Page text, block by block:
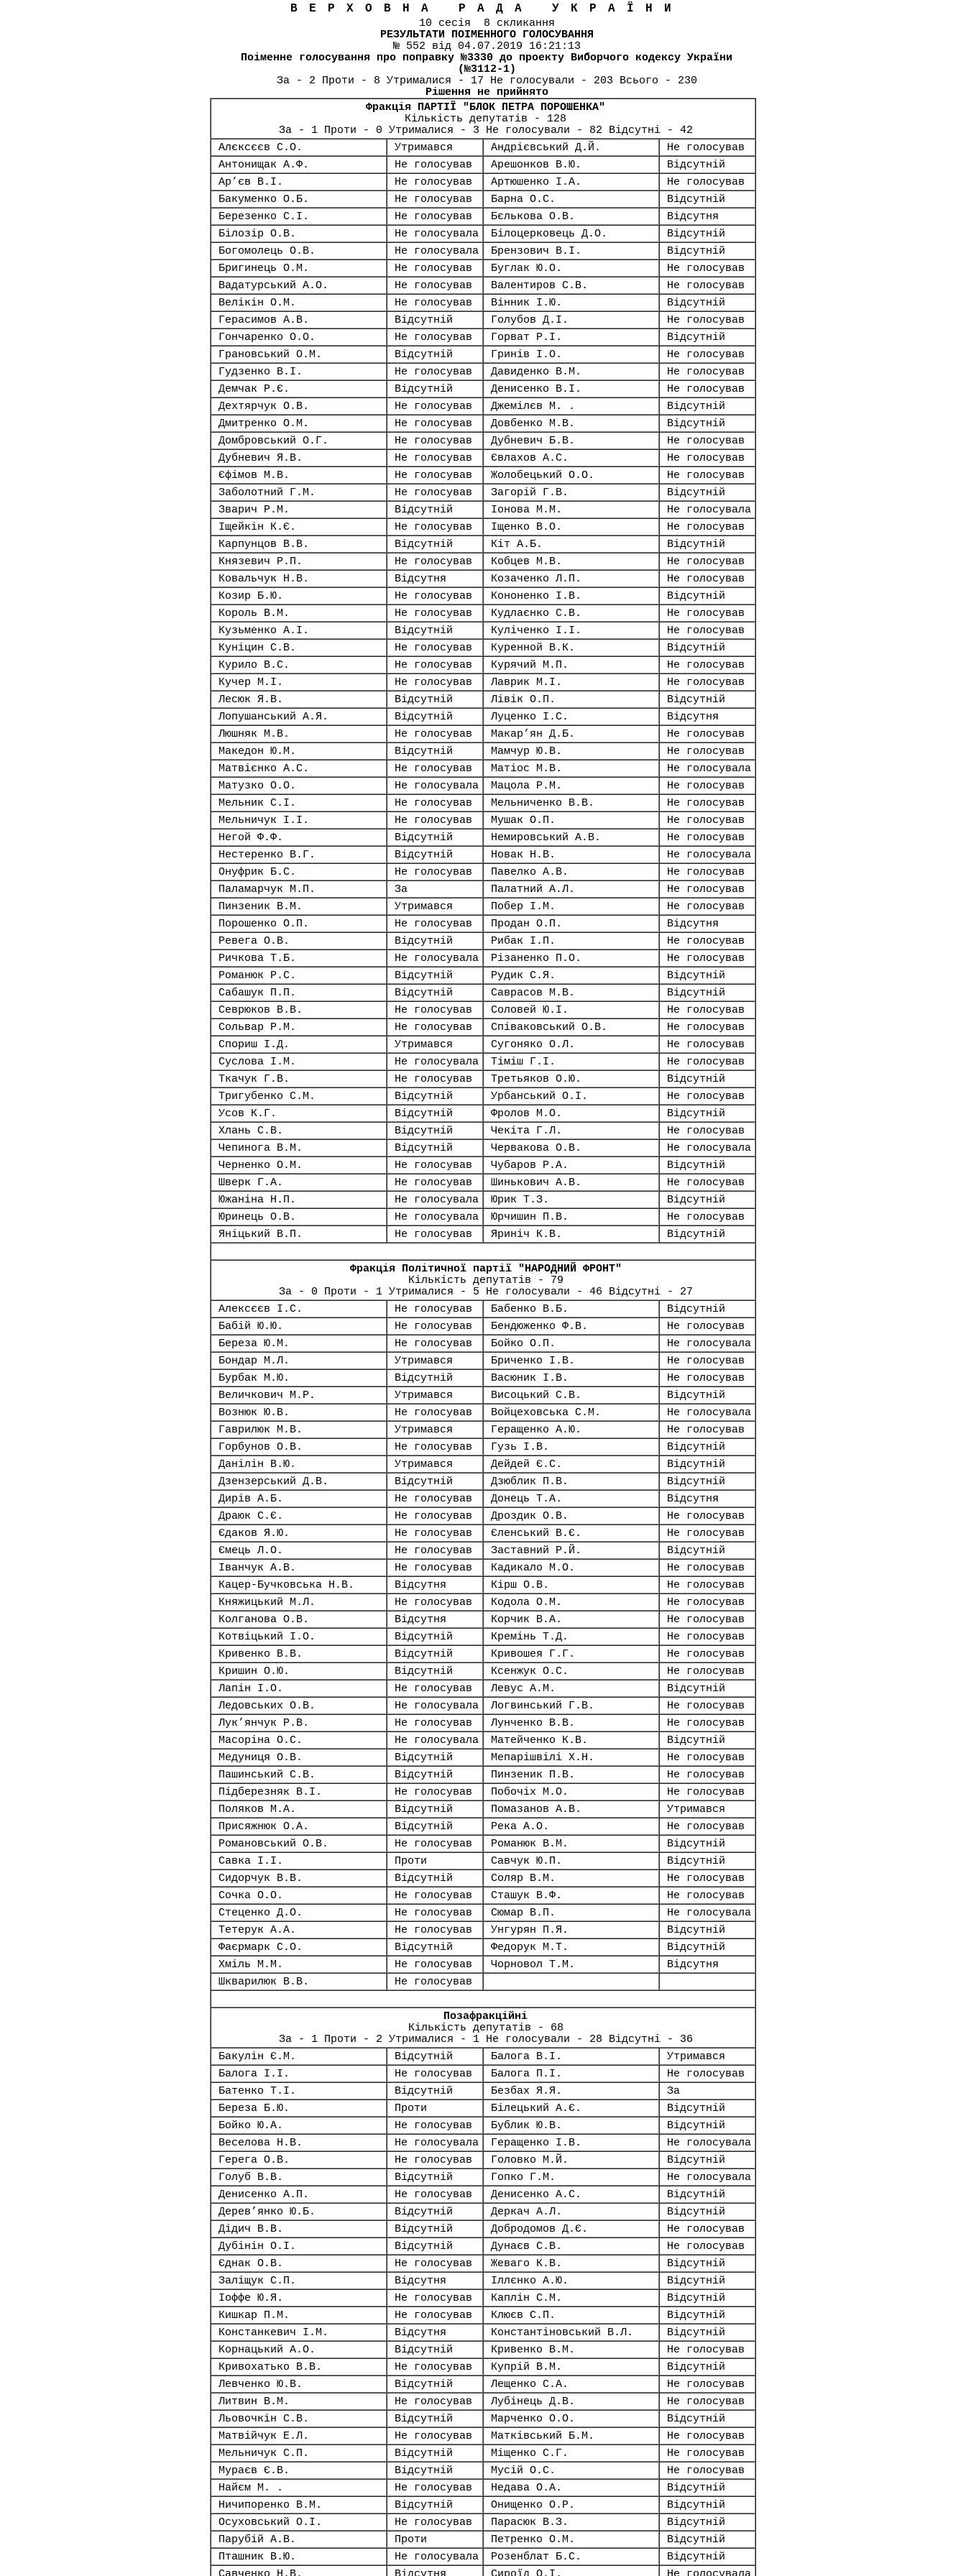
ВЕРХОВНА РАДА УКРАЇНИ
10 сесія 8 скликання
РЕЗУЛЬТАТИ ПОІМЕННОГО ГОЛОСУВАННЯ
№ 552 від 04.07.2019 16:21:13
Поіменне голосування про поправку №3330 до проекту Виборчого кодексу України
(№3112-1)
За - 2 Проти - 8 Утрималися - 17 Не голосували - 203 Всього - 230
Рішення не прийнято
Фракція ПАРТІЇ "БЛОК ПЕТРА ПОРОШЕНКА"
Кількість депутатів - 128
За - 1 Проти - 0 Утрималися - 3 Не голосували - 82 Відсутні - 42
Алєксєєв С.О.
Утримався Андрієвський Д.Й.
Не голосував
Антонищак А.Ф.
Не голосував Арешонков В.Ю.
Відсутній
Ар’єв В.І.
Не голосував Артюшенко І.А.
Не голосував
Бакуменко О.Б.
Не голосував Барна О.С.
Відсутній
Березенко С.І.
Не голосував Бєлькова О.В.
Відсутня
Білозір О.В.
Не голосувала Білоцерковець Д.О.
Відсутній
Богомолець О.В.
Не голосувала Брензович В.І.
Відсутній
Бригинець О.М.
Не голосував Буглак Ю.О.
Не голосував
Вадатурський А.О.
Не голосував Валентиров С.В.
Не голосував
Велікін О.М.
Не голосував Вінник І.Ю.
Відсутній
Герасимов А.В.
Відсутній Голубов Д.І.
Не голосував
Гончаренко О.О.
Не голосував Горват Р.І.
Відсутній
Грановський О.М.
Відсутній Гринів І.О.
Не голосував
Гудзенко В.І.
Не голосував Давиденко В.М.
Не голосував
Демчак Р.Є.
Відсутній Денисенко В.І.
Не голосував
Дехтярчук О.В.
Не голосував Джемілєв М. .
Відсутній
Дмитренко О.М.
Не голосував Довбенко М.В.
Відсутній
Домбровський О.Г.
Не голосував Дубневич Б.В.
Не голосував
Дубневич Я.В.
Не голосував Євлахов А.С.
Не голосував
Єфімов М.В.
Не голосував Жолобецький О.О.
Не голосував
Заболотний Г.М.
Не голосував Загорій Г.В.
Відсутній
Зварич Р.М.
Відсутній Іонова М.М.
Не голосувала
Іщейкін К.Є.
Не голосував Іщенко В.О.
Не голосував
Карпунцов В.В.
Відсутній Кіт А.Б.
Відсутній
Князевич Р.П.
Не голосував Кобцев М.В.
Не голосував
Ковальчук Н.В.
Відсутня Козаченко Л.П.
Не голосував
Козир Б.Ю.
Не голосував Кононенко І.В.
Відсутній
Король В.М.
Не голосував Кудлаєнко С.В.
Не голосував
Кузьменко А.І.
Відсутній Куліченко І.І.
Не голосував
Куніцин С.В.
Не голосував Куренной В.К.
Відсутній
Курило В.С.
Не голосував Курячий М.П.
Не голосував
Кучер М.І.
Не голосував Лаврик М.І.
Не голосував
Лесюк Я.В.
Відсутній Лівік О.П.
Відсутній
Лопушанський А.Я.
Відсутній Луценко І.С.
Відсутня
Люшняк М.В.
Не голосував Макар’ян Д.Б.
Не голосував
Македон Ю.М.
Відсутній Мамчур Ю.В.
Не голосував
Матвієнко А.С.
Не голосував Матіос М.В.
Не голосувала
Матузко О.О.
Не голосувала Мацола Р.М.
Не голосував
Мельник С.І.
Не голосував Мельниченко В.В.
Не голосував
Мельничук І.І.
Не голосував Мушак О.П.
Не голосував
Негой Ф.Ф.
Відсутній Немировський А.В.
Не голосував
Нестеренко В.Г.
Відсутній Новак Н.В.
Не голосувала
Онуфрик Б.С.
Не голосував Павелко А.В.
Не голосував
Паламарчук М.П.
За Палатний А.Л.
Не голосував
Пинзеник В.М.
Утримався Побер І.М.
Не голосував
Порошенко О.П.
Не голосував Продан О.П.
Відсутня
Ревега О.В.
Відсутній Рибак І.П.
Не голосував
Ричкова Т.Б.
Не голосувала Різаненко П.О.
Не голосував
Романюк Р.С.
Відсутній Рудик С.Я.
Відсутній
Сабашук П.П.
Відсутній Саврасов М.В.
Відсутній
Севрюков В.В.
Не голосував Соловей Ю.І.
Не голосував
Сольвар Р.М.
Не голосував Співаковський О.В.
Не голосував
Спориш І.Д.
Утримався Сугоняко О.Л.
Не голосував
Суслова І.М.
Не голосувала Тіміш Г.І.
Не голосував
Ткачук Г.В.
Не голосував Третьяков О.Ю.
Відсутній
Тригубенко С.М.
Відсутній Урбанський О.І.
Не голосував
Усов К.Г.
Відсутній Фролов М.О.
Відсутній
Хлань С.В.
Відсутній Чекіта Г.Л.
Не голосував
Чепинога В.М.
Відсутній Червакова О.В.
Не голосувала
Черненко О.М.
Не голосував Чубаров Р.А.
Відсутній
Шверк Г.А.
Не голосував Шинькович А.В.
Не голосував
Южаніна Н.П.
Не голосувала Юрик Т.З.
Відсутній
Юринець О.В.
Не голосувала Юрчишин П.В.
Не голосував
Яніцький В.П.
Не голосував Яриніч К.В. Відсутній
Фракція Політичної партії "НАРОДНИЙ ФРОНТ"
Кількість депутатів - 79
За - 0 Проти - 1 Утрималися - 5 Не голосували - 46 Відсутні - 27
Алексєєв І.С.
Не голосував Бабенко В.Б.
Відсутній
Бабій Ю.Ю.
Не голосував Бендюженко Ф.В.
Не голосував
Береза Ю.М.
Не голосував Бойко О.П.
Не голосувала
Бондар М.Л.
Утримався Бриченко І.В.
Не голосував
Бурбак М.Ю.
Відсутній Васюник І.В.
Не голосував
Величкович М.Р.
Утримався Висоцький С.В.
Відсутній
Вознюк Ю.В.
Не голосував Войцеховська С.М.
Не голосувала
Гаврилюк М.В.
Утримався Геращенко А.Ю.
Не голосував
Горбунов О.В.
Не голосував Гузь І.В.
Відсутній
Данілін В.Ю.
Утримався Дейдей Є.С.
Відсутній
Дзензерський Д.В.
Відсутній Дзюблик П.В.
Відсутній
Дирів А.Б.
Не голосував Донець Т.А.
Відсутня
Драюк С.Є.
Не голосував Дроздик О.В.
Не голосував
Єдаков Я.Ю.
Не голосував Єленський В.Є.
Не голосував
Ємець Л.О.
Не голосував Заставний Р.Й.
Відсутній
Іванчук А.В.
Не голосував Кадикало М.О.
Не голосував
Кацер-Бучковська Н.В.
Відсутня Кірш О.В.
Не голосував
Княжицький М.Л.
Не голосував Кодола О.М.
Не голосував
Колганова О.В.
Відсутня Корчик В.А.
Не голосував
Котвіцький І.О.
Відсутній Кремінь Т.Д.
Не голосував
Кривенко В.В.
Відсутній Кривошея Г.Г.
Не голосував
Кришин О.Ю.
Відсутній Ксенжук О.С.
Не голосував
Лапін І.О.
Не голосував Левус А.М.
Відсутній
Ледовських О.В.
Не голосувала Логвинський Г.В.
Не голосував
Лук’янчук Р.В.
Не голосував Лунченко В.В.
Не голосував
Масоріна О.С.
Не голосувала Матейченко К.В.
Відсутній
Медуниця О.В.
Відсутній Мепарішвілі Х.Н.
Не голосував
Пашинський С.В.
Відсутній Пинзеник П.В.
Не голосував
Підберезняк В.І.
Не голосував Побочіх М.О.
Не голосував
Поляков М.А.
Відсутній Помазанов А.В.
Утримався
Присяжнюк О.А.
Відсутній Река А.О.
Не голосував
Романовський О.В.
Не голосував Романюк В.М.
Відсутній
Савка І.І.
Проти Савчук Ю.П.
Відсутній
Сидорчук В.В.
Відсутній Соляр В.М.
Не голосував
Сочка О.О.
Не голосував Сташук В.Ф.
Не голосував
Стеценко Д.О.
Не голосував Сюмар В.П.
Не голосувала
Тетерук А.А.
Не голосував Унгурян П.Я.
Відсутній
Фаєрмарк С.О.
Відсутній Федорук М.Т.
Відсутній
Хміль М.М.
Не голосував Чорновол Т.М.
Відсутня
Шкварилюк В.В.
Не голосував
Позафракційні
Кількість депутатів - 68
За - 1 Проти - 2 Утрималися - 1 Не голосували - 28 Відсутні - 36
Бакулін Є.М.
Відсутній Балога В.І.
Утримався
Балога І.І.
Не голосував Балога П.І.
Не голосував
Батенко Т.І.
Відсутній Безбах Я.Я.
За
Береза Б.Ю.
Проти Білецький А.Є.
Відсутній
Бойко Ю.А.
Не голосував Бублик Ю.В.
Відсутній
Веселова Н.В.
Не голосувала Геращенко І.В.
Не голосувала
Герега О.В.
Не голосував Головко М.Й.
Відсутній
Голуб В.В.
Відсутній Гопко Г.М.
Не голосувала
Денисенко А.П.
Не голосував Денисенко А.С.
Відсутній
Дерев’янко Ю.Б.
Відсутній Деркач А.Л.
Відсутній
Дідич В.В.
Відсутній Добродомов Д.Є.
Не голосував
Дубінін О.І.
Відсутній Дунаєв С.В.
Не голосував
Єднак О.В.
Не голосував Жеваго К.В.
Відсутній
Заліщук С.П.
Відсутня Іллєнко А.Ю.
Відсутній
Іоффе Ю.Я.
Не голосував Каплін С.М.
Відсутній
Кишкар П.М.
Не голосував Клюєв С.П.
Відсутній
Констанкевич І.М.
Відсутня Константіновський В.Л.
Відсутній
Корнацький А.О.
Відсутній Кривенко В.М.
Не голосував
Кривохатько В.В.
Не голосував Купрій В.М.
Відсутній
Левченко Ю.В.
Відсутній Лещенко С.А.
Не голосував
Литвин В.М.
Не голосував Лубінець Д.В.
Не голосував
Льовочкін С.В.
Відсутній Марченко О.О.
Відсутній
Матвійчук Е.Л.
Не голосував Матківський Б.М.
Не голосував
Мельничук С.П.
Відсутній Міщенко С.Г.
Не голосував
Мураєв Є.В.
Відсутній Мусій О.С.
Не голосував
Найєм М. .
Не голосував Недава О.А.
Відсутній
Ничипоренко В.М.
Відсутній Онищенко О.Р.
Відсутній
Осуховський О.І.
Не голосував Парасюк В.З.
Відсутній
Парубій А.В.
Проти Петренко О.М.
Відсутній
Пташник В.Ю.
Не голосувала Розенблат Б.С.
Відсутній